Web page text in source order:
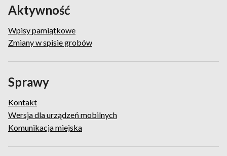
Aktywność
Wpisy pamiątkowe
Zmiany w spisie grobów
Sprawy
Kontakt
Wersja dla urządzeń mobilnych
Komunikacja miejska